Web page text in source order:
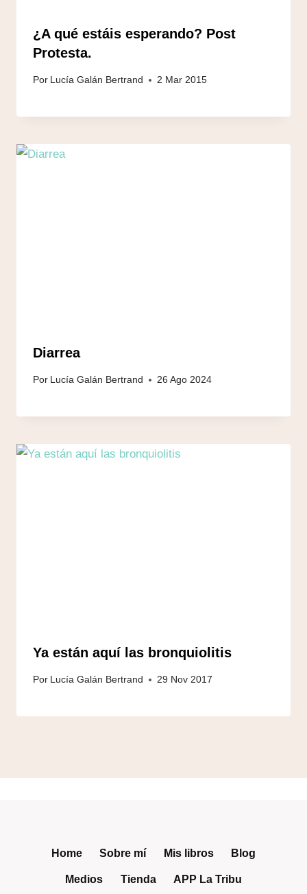
¿A qué estáis esperando? Post
Protesta.
Por Lucía Galán Bertrand 2 Mar 2015
Diarrea
Por Lucía Galán Bertrand 26 Ago 2024
Ya están aquí las bronquiolitis
Por Lucía Galán Bertrand 29 Nov 2017
Home Sobre mí Mis libros Blog
Medios Tienda APP La Tribu